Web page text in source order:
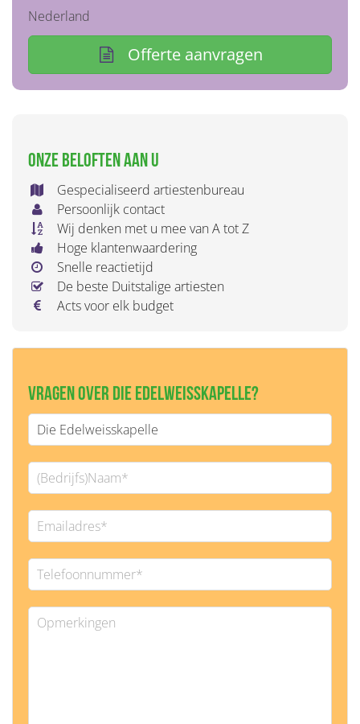
Nederland
Offerte aanvragen
Onze beloften aan u
Gespecialiseerd artiestenbureau
Persoonlijk contact
Wij denken met u mee van A tot Z
Hoge klantenwaardering
Snelle reactietijd
De beste Duitstalige artiesten
Acts voor elk budget
Vragen over Die Edelweisskapelle?